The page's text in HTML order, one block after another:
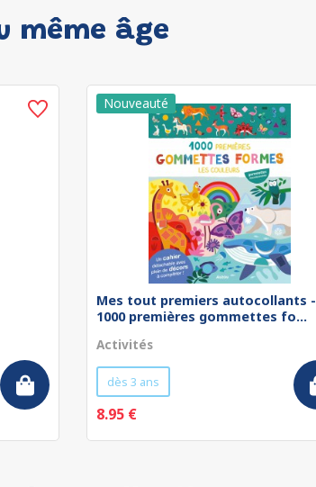
même âge
Mes tout premiers autocollants -
1000 premières gommettes fo...
Activités
dès 3 ans
8.95 €